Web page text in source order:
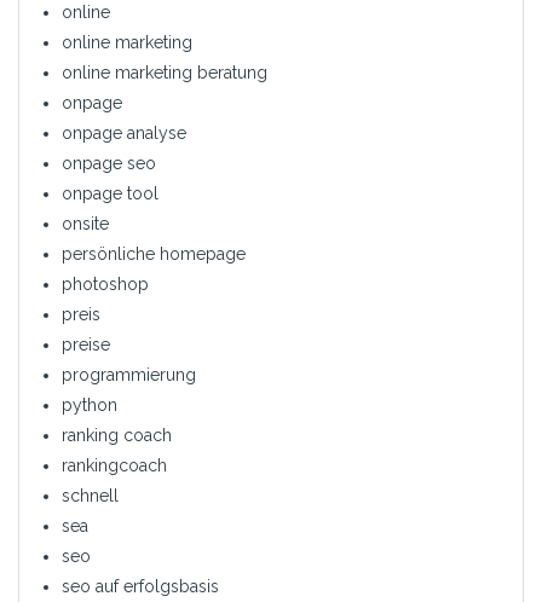
online
online marketing
online marketing beratung
onpage
onpage analyse
onpage seo
onpage tool
onsite
persönliche homepage
photoshop
preis
preise
programmierung
python
ranking coach
rankingcoach
schnell
sea
seo
seo auf erfolgsbasis